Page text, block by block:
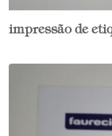
impressão de